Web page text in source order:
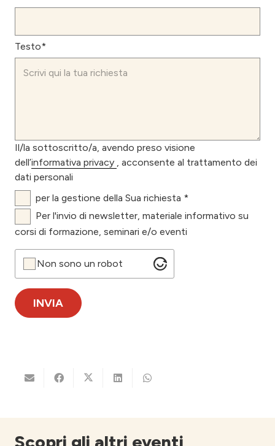
Testo*
Il/la sottoscritto/a, avendo preso visione
dell’informativa privacy
, acconsente al trattamento dei
dati personali
per la gestione della Sua richiesta *
Per l'invio di newsletter, materiale informativo su
corsi di formazione, seminari e/o eventi
Non sono un robot